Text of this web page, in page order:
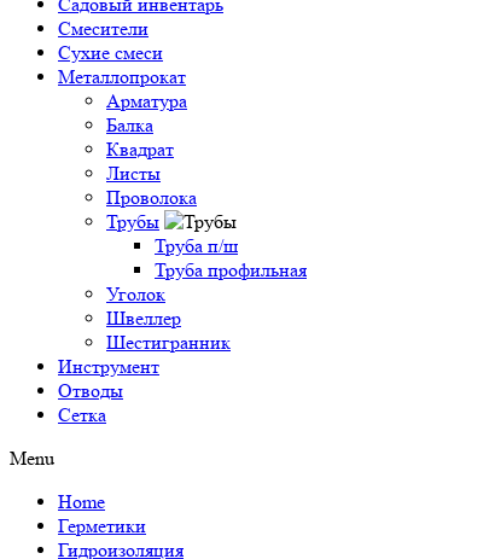
Смесители
Сухие смеси
Металлопрокат
Арматура
Балка
Квадрат
Листы
Проволока
Трубы
Труба п/ш
Труба профильная
Уголок
Швеллер
Шестигранник
Инструмент
Отводы
Сетка
Menu
Home
Герметики
Гидроизоляция